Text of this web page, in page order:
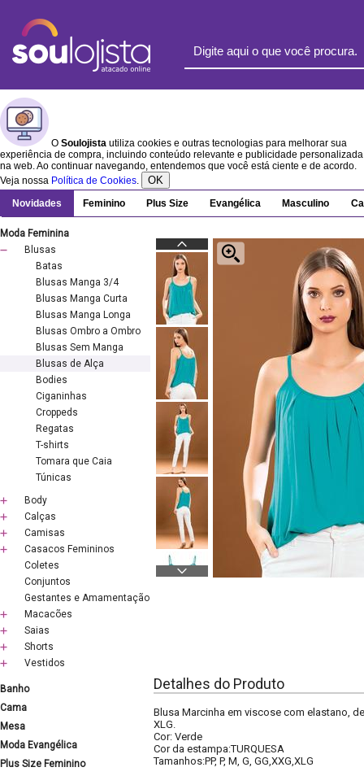
O Soulojista utiliza cookies e outras tecnologias para melhorar sua
experiência de compra, incluindo conteúdo relevante e publicidade personalizada
na web. Ao continuar navegando, entendemos que você está ciente e de acordo.
Veja nossa Política de Cookies. OK
Novidades Feminino Plus Size Evangélica Masculino
Moda Feminina
Blusas
Batas
Blusas Manga 3/4
Blusas Manga Curta
Blusas Manga Longa
Blusas Ombro a Ombro
Blusas Sem Manga
Blusas de Alça
Bodies
Ciganinhas
Croppeds
Regatas
T-shirts
Tomara que Caia
Túnicas
Body
Calças
Camisas
Casacos Femininos
Coletes
Conjuntos
Gestantes e Amamentação
Macacões
Saias
Shorts
Vestidos
Banho
Cama
Mesa
Moda Evangélica
Plus Size Feminino
Detalhes do Produto
Blusa Marcinha em viscose com elastano,
XLG.
Cor: Verde
Cor da estampa:TURQUESA
Tamanhos:PP, P, M, G, GG,XXG,XLG